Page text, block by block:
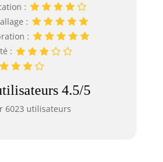
:
:
:
:
4.5/5
6023 utilisateurs